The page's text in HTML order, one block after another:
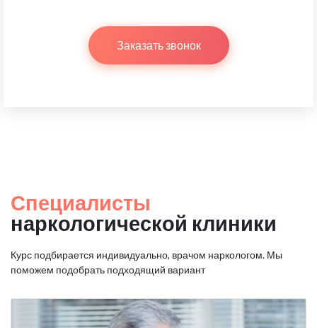
Заказать звонок
Специалисты
наркологической клиники
Курс подбирается индивидуально, врачом наркологом. Мы
поможем подобрать подходящий вариант